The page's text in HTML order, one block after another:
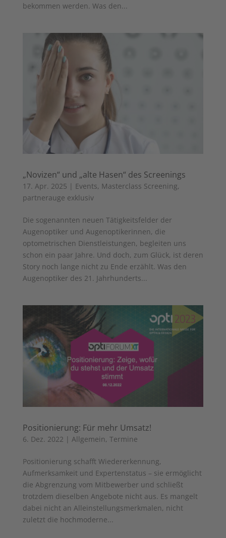
bekommen werden. Was den...
„Novizen“ und „alte Hasen“ des Screenings
17. Apr. 2025 | Events, Masterclass Screening,
partnerauge exklusiv
Die sogenannten neuen Tätigkeitsfelder der
Augenoptiker und Augenoptikerinnen, die
optometrischen Dienstleistungen, begleiten uns
schon ein paar Jahre. Und doch, zum Glück, ist deren
Story noch lange nicht zu Ende erzählt. Was den
Augenoptiker des 21. Jahrhunderts...
Positionierung: Für mehr Umsatz!
6. Dez. 2022 | Allgemein, Termine
Positionierung schafft Wiedererkennung,
Aufmerksamkeit und Expertenstatus – sie ermöglicht
die Abgrenzung vom Mitbewerber und schließt
trotzdem dieselben Angebote nicht aus. Es mangelt
dabei nicht an Alleinstellungsmerkmalen, nicht
zuletzt die hochmoderne...